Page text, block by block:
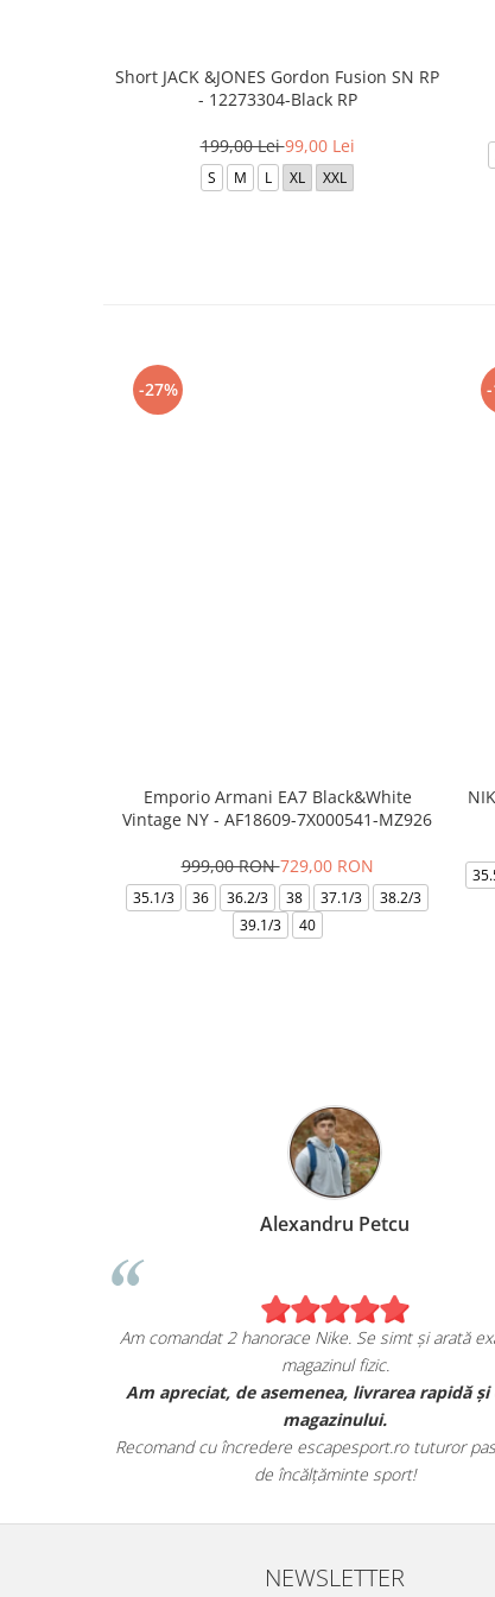
Short JACK &JONES Gordon Fusion SN RP
- 12273304-Black RP
199,00 Lei99,00 Lei
S M L XL XXL
-27%
Emporio Armani EA7 Black&White
Vintage NY - AF18609-7X000541-MZ926
999,00 RON729,00 RON
35.1/3 36 36.2/3 38 37.1/3
38.2/3
39.1/3
40
Alexandru Petcu
Am comandat 2 hanorace Nike. Se simt și arată
magazinul fizic.
Am apreciat, de asemenea, livrarea rapidă
magazinului.
Recomand cu încredere escapesport.ro tuturor
de încălțăminte sport!
NEWSLETTER